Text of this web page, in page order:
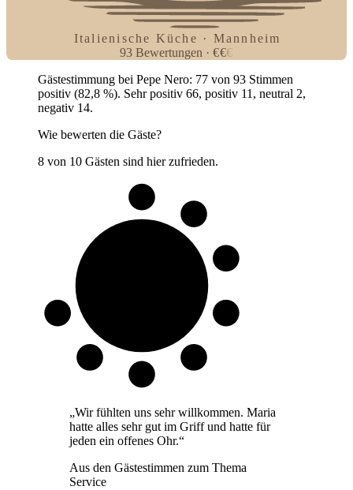
Italienische Küche · Mannheim
93 Bewertungen ·€€€
Gästestimmung bei Pepe Nero: 77 von 93 Stimmen
positiv (82,8 %). Sehr positiv 66, positiv 11, neutral 2,
negativ 14.
Wie bewerten die Gäste?
8 von 10 Gästen sind hier zufrieden.
„Wir fühlten uns sehr willkommen. Maria
hatte alles sehr gut im Griff und hatte für
jeden ein offenes Ohr.“
Aus den Gästestimmen zum Thema
Service